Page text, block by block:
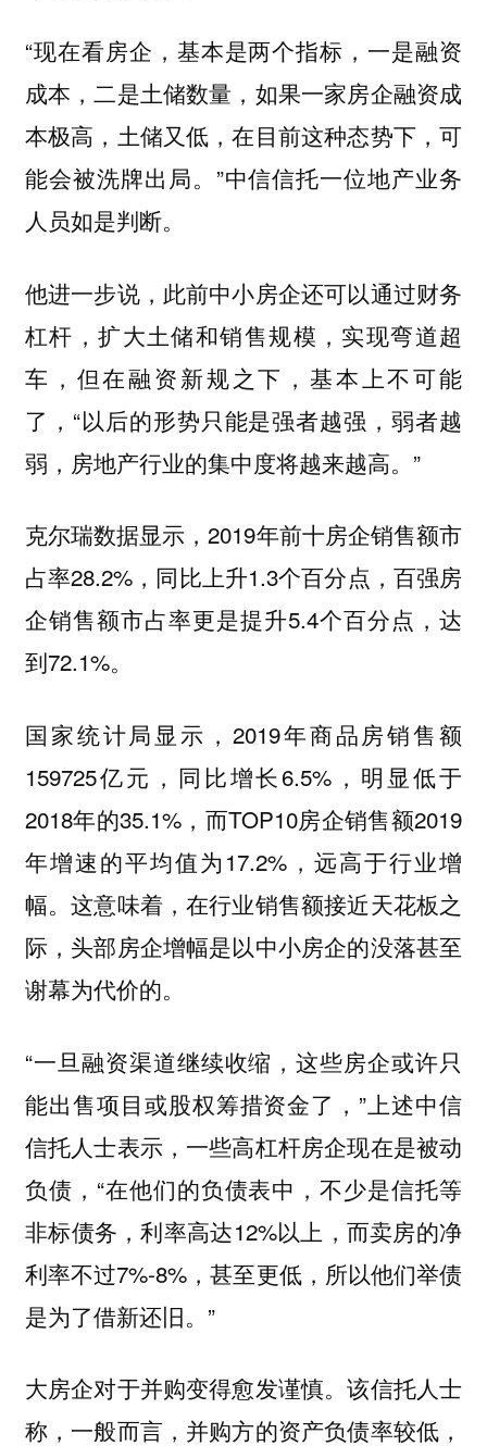
“现在看房企，基本是两个指标，一是融资
成本，二是土储数量，如果一家房企融资成
本极高，土储又低，在目前这种态势下，可
能会被洗牌出局。”中信信托一位地产业务
人员如是判断。
他进一步说，此前中小房企还可以通过财务
杠杆，扩大土储和销售规模，实现弯道超
车，但在融资新规之下，基本上不可能
了，“以后的形势只能是强者越强，弱者越
弱，房地产行业的集中度将越来越高。”
克尔瑞数据显示，2019年前十房企销售额市
占率28.2%，同比上升1.3个百分点，百强房
企销售额市占率更是提升5.4个百分点，达
到72.1%。
国家统计局显示，2019年商品房销售额
159725亿元，同比增长6.5%，明显低于
2018年的35.1%，而TOP10房企销售额2019
年增速的平均值为17.2%，远高于行业增
幅。这意味着，在行业销售额接近天花板之
际，头部房企增幅是以中小房企的没落甚至
谢幕为代价的。
“一旦融资渠道继续收缩，这些房企或许只
能出售项目或股权筹措资金了，”上述中信
信托人士表示，一些高杠杆房企现在是被动
负债，“在他们的负债表中，不少是信托等
非标债务，利率高达12%以上，而卖房的净
利率不过7%-8%，甚至更低，所以他们举债
是为了借新还旧。”
大房企对于并购变得愈发谨慎。该信托人士
称，一般而言，并购方的资产负债率较低，